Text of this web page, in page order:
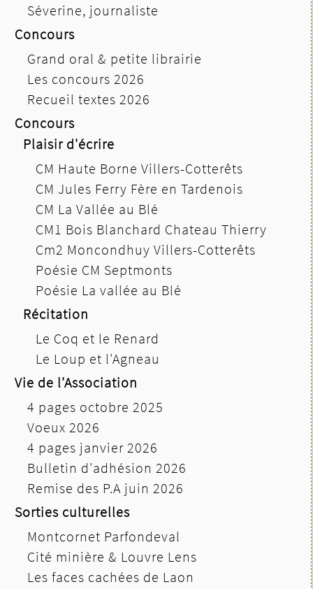
Séverine, journaliste
Concours
Grand oral & petite librairie
Les concours 2026
Recueil textes 2026
Concours
Plaisir d'écrire
CM Haute Borne Villers-Cotterêts
CM Jules Ferry Fère en Tardenois
CM La Vallée au Blé
CM1 Bois Blanchard Chateau Thierry
Cm2 Moncondhuy Villers-Cotterêts
Poésie CM Septmonts
Poésie La vallée au Blé
Récitation
Le Coq et le Renard
Le Loup et l'Agneau
Vie de l'Association
4 pages octobre 2025
Voeux 2026
4 pages janvier 2026
Bulletin d'adhésion 2026
Remise des P.A juin 2026
Sorties culturelles
Montcornet Parfondeval
Cité minière & Louvre Lens
Les faces cachées de Laon